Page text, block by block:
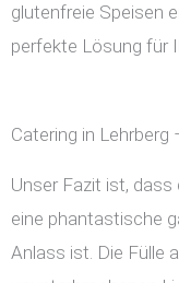
glutenfreie Speisen
perfekte Lösung für
Catering in
Unser Fazit ist, dass
eine phantastische
Anlass ist. Die Fülle